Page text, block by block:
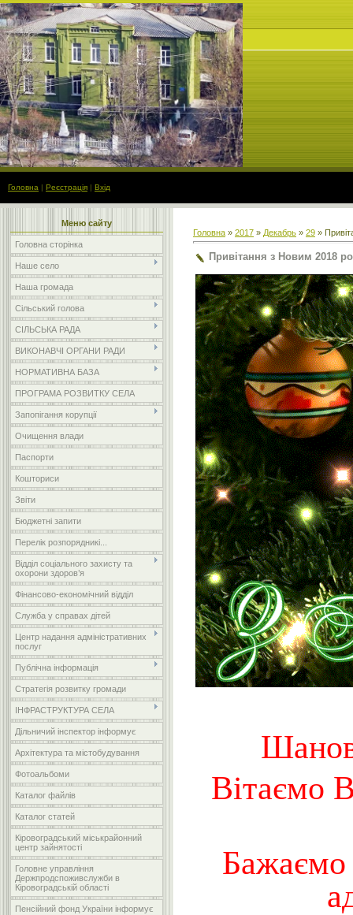
Головна | Реєстрація | Вхід
Меню сайту
Головна сторінка
Наше село
Наша громада
Сільський голова
СІЛЬСЬКА РАДА
ВИКОНАВЧІ ОРГАНИ РАДИ
НОРМАТИВНА БАЗА
ПРОГРАМА РОЗВИТКУ СЕЛА
Запопігання корупції
Очищення влади
Паспорти
Кошториси
Звіти
Бюджетні запити
Перелік розпорядникі...
Відділ соціального захисту та
охорони здоров’я
Фінансово-економічний відділ
Служба у справах дітей
Центр надання адміністративних
послуг
Публічна інформація
Стратегія розвитку громади
ІНФРАСТРУКТУРА СЕЛА
Дільничий інспектор інформує
Архітектура та містобудування
Фотоальбоми
Каталог файлів
Каталог статей
Кіровоградський міськрайонний
центр зайнятості
Головне управління
Держпродспоживслужби в
Кіровоградській області
Пенсійний фонд України інформує
Головна » 2017 » Декабрь » 29 »
Привітання з Новим 2018
Вітаємо
Бажаємо